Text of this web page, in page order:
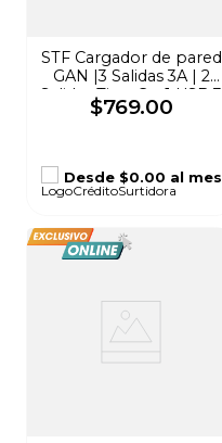
STF Cargador de pared
GAN |3 Salidas 3A | 2
Salidas Tipo C y 1 USB 3
A con Enchufe
$769.00
Desde$0.00 al mes